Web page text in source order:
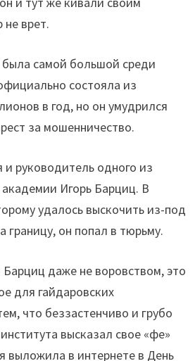
не врет.
самой большой среди
состояла из
в год, но он умудрился
за мошенничество.
одного из
Игорь Барциц. В
удалось выскочить из-под
границу, он попал в тюрьму.
даже не воровством, это
для гайдаровских
что беззастенчиво и грубо
высказал свое «фе»
выложила в интернете в День